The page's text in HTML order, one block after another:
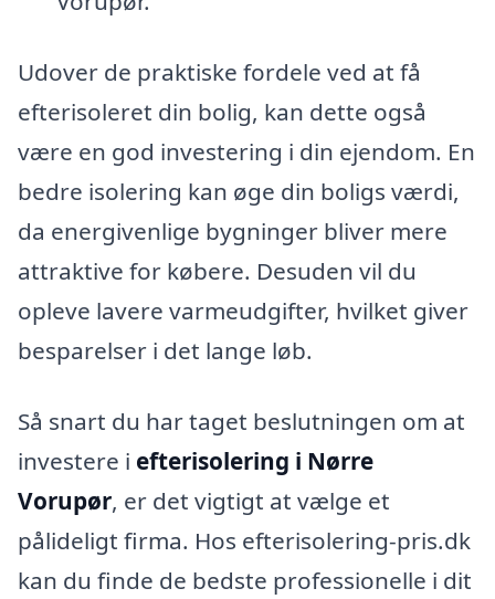
Udover de praktiske fordele ved at få
efterisoleret din bolig, kan dette også
være en god investering i din ejendom. En
bedre isolering kan øge din boligs værdi,
da energivenlige bygninger bliver mere
attraktive for købere. Desuden vil du
opleve lavere varmeudgifter, hvilket giver
besparelser i det lange løb.
Så snart du har taget beslutningen om at
investere i efterisolering i Nørre
Vorupør, er det vigtigt at vælge et
pålideligt firma. Hos efterisolering-pris.dk
kan du finde de bedste professionelle i dit